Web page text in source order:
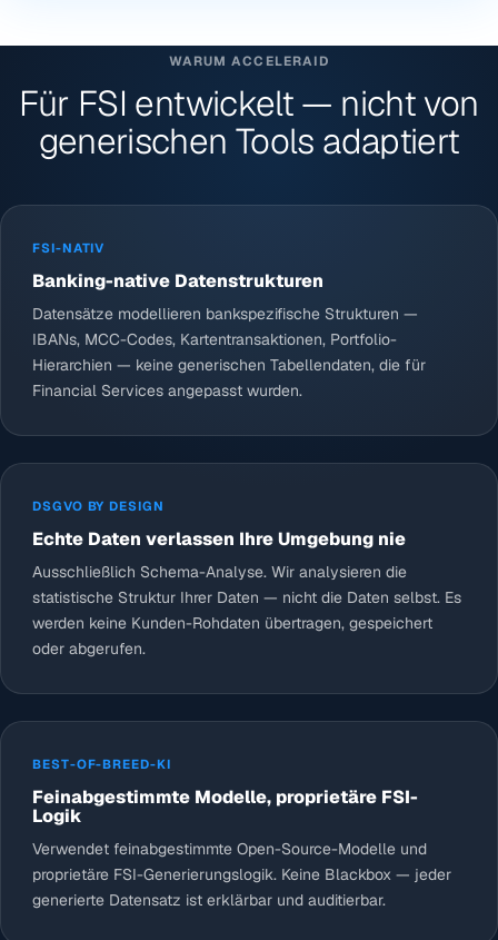
WARUM ACCELERAID
Für FSI entwickelt — nicht von
generischen Tools adaptiert
FSI-NATIV
Banking-native Datenstrukturen
Datensätze modellieren bankspezifische Strukturen —
IBANs, MCC-Codes, Kartentransaktionen, Portfolio-
Hierarchien — keine generischen Tabellendaten, die für
Financial Services angepasst wurden.
DSGVO BY DESIGN
Echte Daten verlassen Ihre Umgebung nie
Ausschließlich Schema-Analyse. Wir analysieren die
statistische Struktur Ihrer Daten — nicht die Daten selbst. Es
werden keine Kunden-Rohdaten übertragen, gespeichert
oder abgerufen.
BEST-OF-BREED-KI
Feinabgestimmte Modelle, proprietäre FSI-
Logik
Verwendet feinabgestimmte Open-Source-Modelle und
proprietäre FSI-Generierungslogik. Keine Blackbox — jeder
generierte Datensatz ist erklärbar und auditierbar.